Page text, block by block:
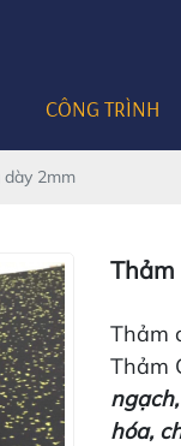
CÔNG TRÌNH
dày 2mm
Thảm
Thảm
Thảm
ngạch,
hóa,